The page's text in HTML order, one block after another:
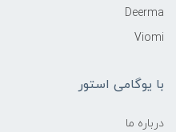
Deerma
Viomi
با یوگامی استور
درباره ما